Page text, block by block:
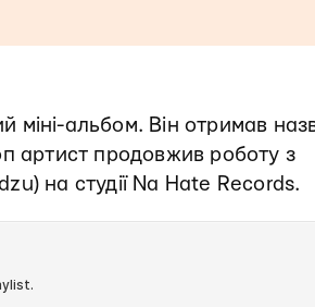
міні-альбом. Він отримав
артист продовжив роботу з
на студії Na Hate Records.